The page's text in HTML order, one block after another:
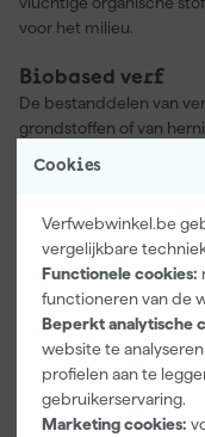
Cookies
Verfwebwinkel.be
vergelijkbare
Functionele cookies:
functioneren van de
Beperkt analytische
website te
profielen aan te
gebruikerservaring.
Marketing cookies:
voor het milieu.
Biobased verf
De bestanddelen van
grondstoffen of van
gemaakt met
Microplastics in
In verf kunnen ook
steeds meer
Daarnaast zorgt een
microplastics zo min